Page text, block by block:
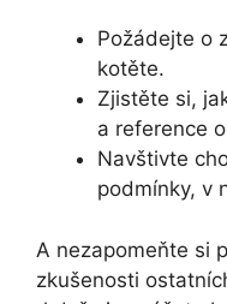
Požádejte o
kotěte.
Zjistěte si,
a reference
Navštivte
podmínky, v
A nezapomeňte si
zkušenosti